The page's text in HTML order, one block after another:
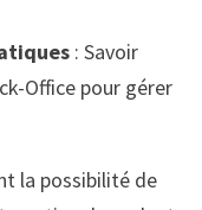
: Savoir
Office pour gérer
la possibilité de